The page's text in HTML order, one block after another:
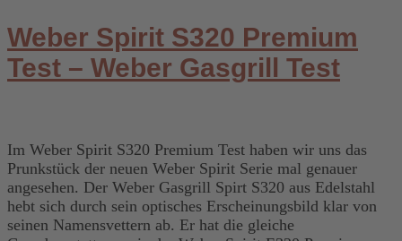
Weber Spirit S320 Premium
Test – Weber Gasgrill Test
Im Weber Spirit S320 Premium Test haben wir uns das
Prunkstück der neuen Weber Spirit Serie mal genauer
angesehen. Der Weber Gasgrill Spirt S320 aus Edelstahl
hebt sich durch sein optisches Erscheinungsbild klar von
seinen Namensvettern ab. Er hat die gleiche